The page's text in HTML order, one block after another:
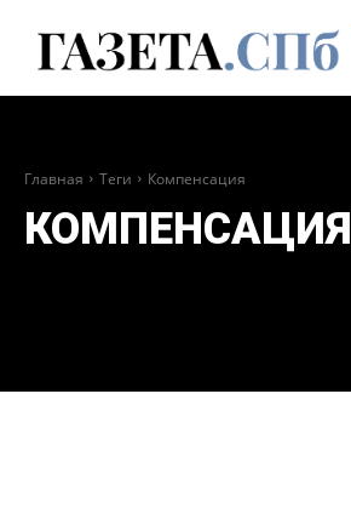
Главная Теги Компенсация
КОМПЕНСАЦИЯ